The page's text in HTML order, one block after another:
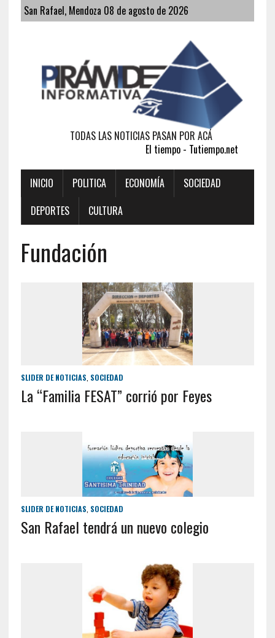
San Rafael, Mendoza 08 de agosto de 2026
TODAS LAS NOTICIAS PASAN POR ACÁ
El tiempo - Tutiempo.net
INICIO POLITICA ECONOMÍA
SOCIEDAD
DEPORTES
CULTURA
Fundación
SLIDER DE NOTICIAS SOCIEDAD
La “Familia FESAT” corrió por Feyes
SLIDER DE NOTICIAS SOCIEDAD
San Rafael tendrá un nuevo colegio